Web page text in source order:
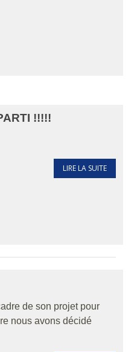
!!!!!
LIRE LA SUITE
de son projet pour
nous avons décidé